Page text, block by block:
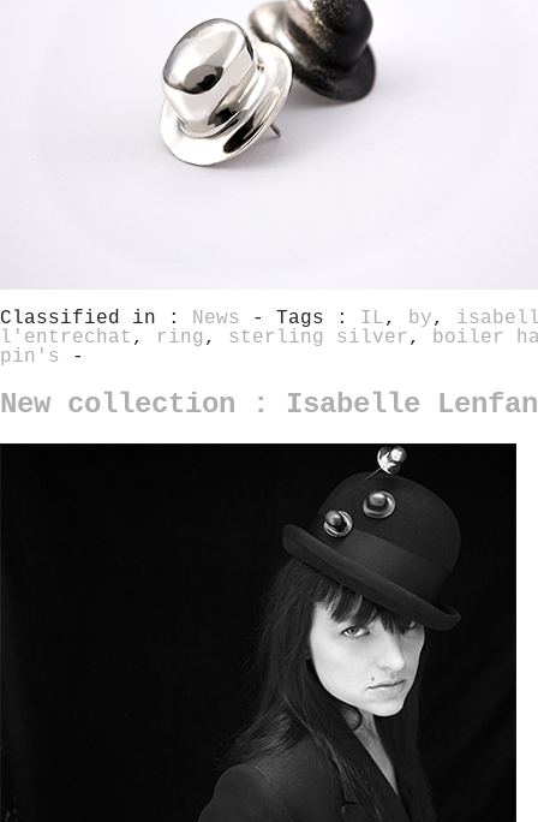
Classified in : News - Tags : IL, by,
l'entrechat , ring , sterling silver , boiler
pin's
-
New collection : Isabelle